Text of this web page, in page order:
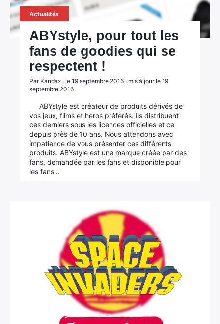
Actualités
ABYstyle, pour tout les
fans de goodies qui se
respectent !
Par Kandax , le 19 septembre 2016 , mis à jour le 19
septembre 2016
ABYstyle est créateur de produits dérivés de
vos jeux, films et héros préférés. Ils distribuent
ces derniers sous les licences officielles et ce
depuis près de 10 ans. Nous attendons avec
impatience de vous présenter ces différents
produits. ABYstyle est une marque créée par des
fans, demandée par les fans et disponible pour
les fans…